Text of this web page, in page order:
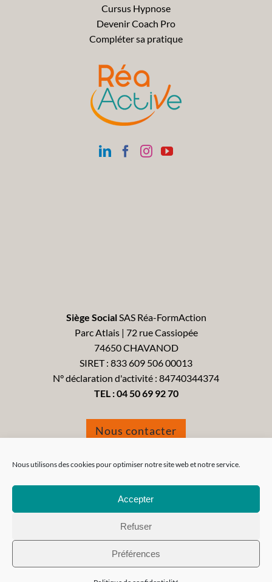
Nous utilisons des cookies pour optimiser notre site web et notre service.
Accepter
Refuser
Préférences
Cursus Hypnose
Devenir Coach Pro
Compléter sa pratique
Siège SocialSAS Réa-FormAction
Parc Atlais | 72 rue Cassiopée
74650 CHAVANOD
SIRET : 833 609 506 00013
N° déclaration d'activité : 84740344374
TEL :04 50 69 92 70
Nous contacter
Tous droits réservés 2021 - Réa-FormAction -
Légales-CGV-CGU-Politique de confidentialité